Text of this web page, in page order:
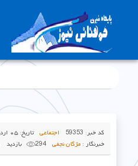
کد خبر: 59353 اجتماعی تاریخ:۰۵ اردیبهشت ۱۴۰۲ - ۱۶:۰۲
خبرنگار :مژگان نجفی 294 بازدید